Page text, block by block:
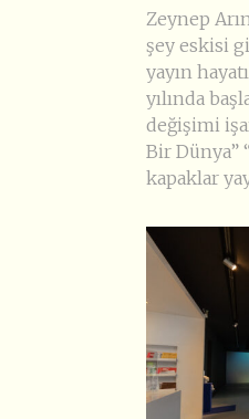
Zeynep
şey eskisi
yayın
yılında
değişimi
Bir Dünya”
kapaklar